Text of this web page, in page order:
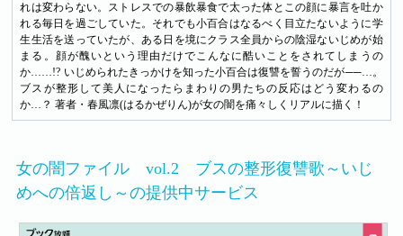
れは変わらない。ストレスでの暴飲暴食で太った体とこの顔に暴言を吐か
れる毎日を過ごしていた。それでも小百合はなるべく目立たないように学
生生活を送っていたが、ある日を境にクラス全員からの陰湿ないじめが始
まる。顔が醜いという理由だけでこんなに酷いことをされてしまうの
か……!? いじめられたきっかけを知った小百合は復讐を誓うのだが──…。
ブスが整形して美人になったらまわりの男たちの反応はどう変わるの
か…？ 著者・春風凛(はるかぜりん)が女の闇を痛々しくリアルに描く！
女の闇ファイル vol.2 ブスの整形復讐歌～いじ
めへの倍返し～の提供中サービス